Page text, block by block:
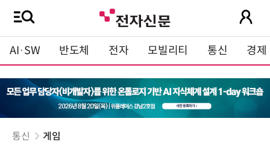
AI·SW 반도체 전자 모빌리티 통신 경제
통신 게임